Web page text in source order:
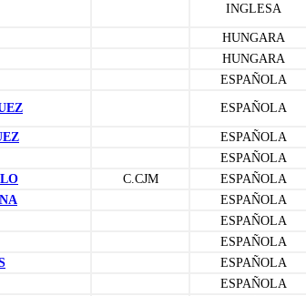
INGLESA
HUNGARA
HUNGARA
ESPAÑOLA
ESPAÑOLA
ESPAÑOLA
ESPAÑOLA
C.CJM ESPAÑOLA
ESPAÑOLA
ESPAÑOLA
ESPAÑOLA
ESPAÑOLA
ESPAÑOLA